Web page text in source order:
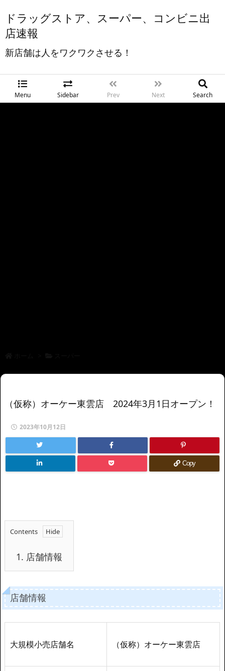
ドラッグストア、スーパー、コンビニ出
店速報
新店舗は人をワクワクさせる！
Menu Sidebar Prev Next Search
（仮称）オーケー東雲店 2024年3月1日オープン！
2023年10月12日
Copy
Contents
1. 店舗情報
店舗情報
大規模小売店舗名 （仮称）オーケー東雲店